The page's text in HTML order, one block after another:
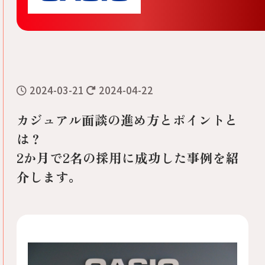
2024-03-21 2024-04-22
カジュアル面談の進め方とポイントと
は？
2か月で2名の採用に成功した事例を紹
介します。